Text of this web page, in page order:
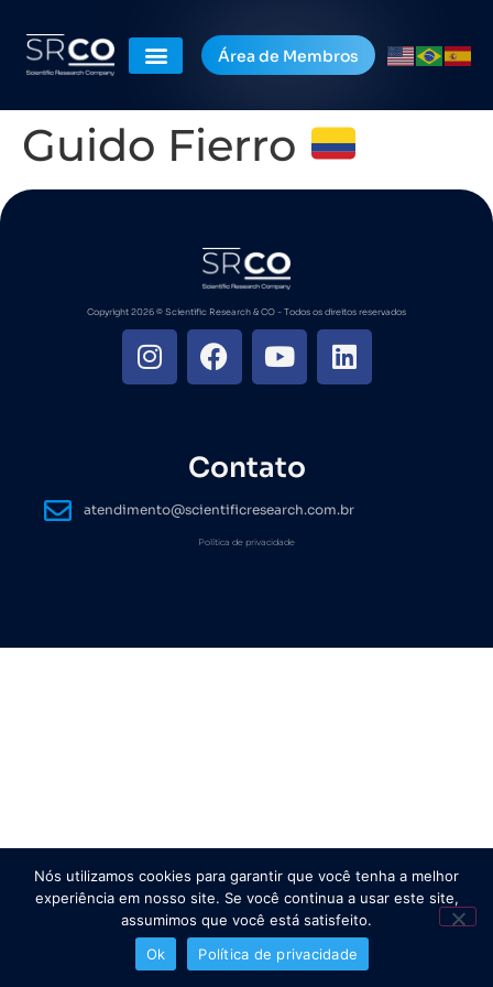
Área de Membros
Guido Fierro
Copyright 2026 ©️ Scientific Research & CO - Todos os direitos reservados
Contato
atendimento@scientificresearch.com.br
Política de privacidade
Nós utilizamos cookies para garantir que você tenha a melhor
experiência em nosso site. Se você continua a usar este site,
assumimos que você está satisfeito.
Ok
Política de privacidade